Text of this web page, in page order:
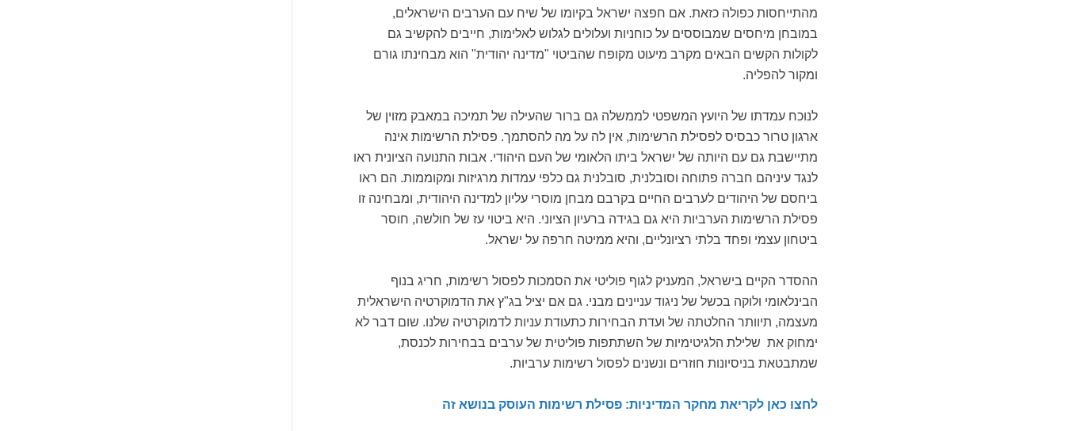
מהתייחסות כפולה כזאת. אם חפצה ישראל בקיומו של שיח עם הערבים הישראלים,
במובחן מיחסים שמבוססים על כוחניות ועלולים לגלוש לאלימות, חייבים להקשיב גם
לקולות הקשים הבאים מקרב מיעוט מקופח שהביטוי "מדינה יהודית" הוא מבחינתו גורם
ומקור להפליה.
לנוכח עמדתו של היועץ המשפטי לממשלה גם ברור שהעילה של תמיכה במאבק מזוין של
ארגון טרור כבסיס לפסילת הרשימות, אין לה על מה להסתמך. פסילת הרשימות אינה
מתיישבת גם עם היותה של ישראל ביתו הלאומי של העם היהודי. אבות התנועה הציונית ראו
לנגד עיניהם חברה פתוחה וסובלנית, סובלנית גם כלפי עמדות מרגיזות ומקוממות. הם ראו
ביחסם של היהודים לערבים החיים בקרבם מבחן מוסרי עליון למדינה היהודית, ומבחינה זו
פסילת הרשימות הערביות היא גם בגידה ברעיון הציוני. היא ביטוי עז של חולשה, חוסר
ביטחון עצמי ופחד בלתי רציונליים, והיא ממיטה חרפה על ישראל.
ההסדר הקיים בישראל, המעניק לגוף פוליטי את הסמכות לפסול רשימות, חריג בנוף
הבינלאומי ולוקה בכשל של ניגוד עניינים מבני. גם אם יציל בג"ץ את הדמוקרטיה הישראלית
מעצמה, תיוותר החלטתה של ועדת הבחירות כתעודת עניות לדמוקרטיה שלנו. שום דבר לא
ימחוק את שלילת הלגיטימיות של השתתפות פוליטית של ערבים בבחירות לכנסת,
שמתבטאת בניסיונות חוזרים ונשנים לפסול רשימות ערביות.
לחצו כאן לקריאת מחקר המדיניות: פסילת רשימות העוסק בנושא זה